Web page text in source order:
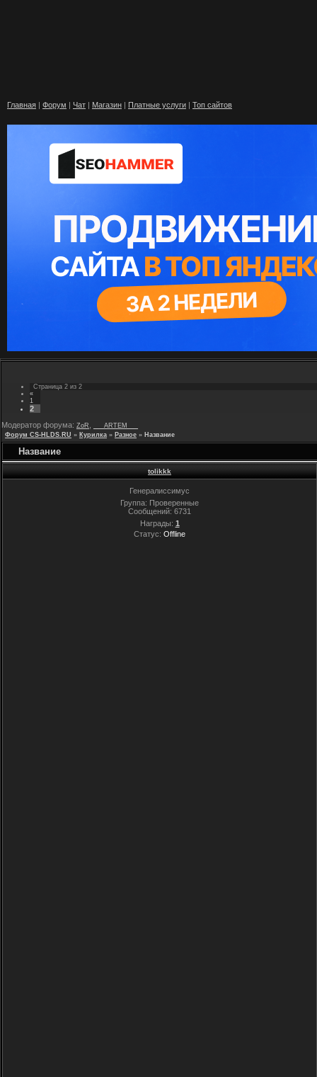
Главная | Форум | Чат | Магазин | Платные услуги | Топ сайтов
Страница 2 из 2
«
1
2
Модератор форума: ZoR
___ARTEM___
Форум CS-HLDS.RU » Курилка » Разное » Название
Название
tolikkk
Генералиссимус
Группа: Проверенные
Сообщений: 6731
Награды: 1
Статус: Offline